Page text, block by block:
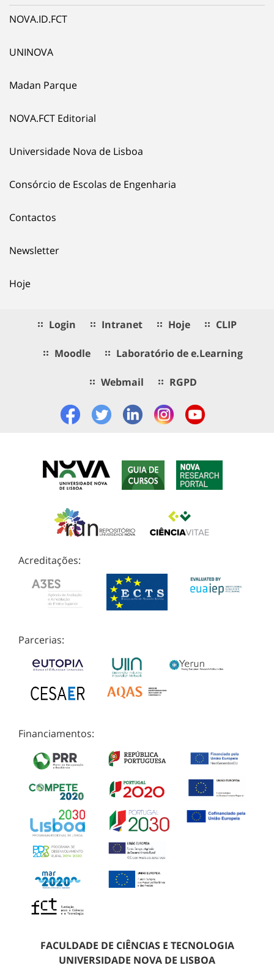
NOVA.ID.FCT
UNINOVA
Madan Parque
NOVA.FCT Editorial
Universidade Nova de Lisboa
Consórcio de Escolas de Engenharia
Contactos
Newsletter
Hoje
Login Intranet Hoje CLIP
Moodle Laboratório de e.Learning
Webmail RGPD
Acreditações:
Parcerias:
Financiamentos:
FACULDADE DE CIÊNCIAS E TECNOLOGIA
UNIVERSIDADE NOVA DE LISBOA